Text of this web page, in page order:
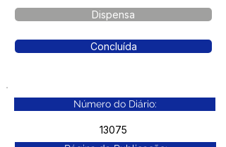
Dispensa
Concluída
Número do Diário:
13075